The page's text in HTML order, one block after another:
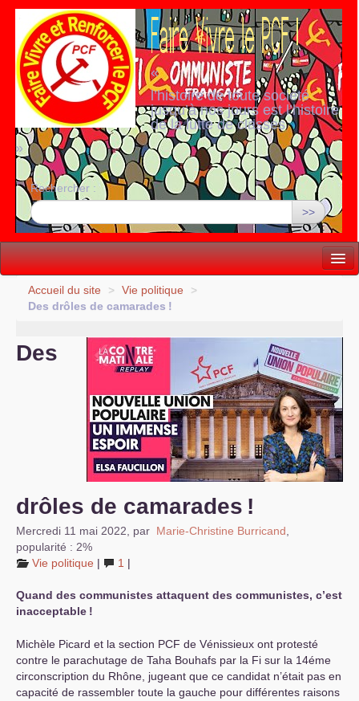
«
l’histoire de toute société
jusqu’à nos jours est l’histoire
de la lutte de classes
»
Rechercher :
>>
Vie politique
Internationale
Accueil du site > Vie politique
>
Des drôles de camarades !
Des
drôles de camarades !
Mercredi 11 mai 2022 par Marie-Christine Burricand
popularité : 2%
Vie politique | 1 |
Quand des communistes attaquent des communistes, c’est
inacceptable !
Michèle Picard et la section PCF de Vénissieux ont protesté
contre le parachutage de Taha Bouhafs par la Fi sur la 14éme
circonscription du Rhône, jugeant que ce candidat n’était pas en
capacité de rassembler toute la gauche pour différentes raisons